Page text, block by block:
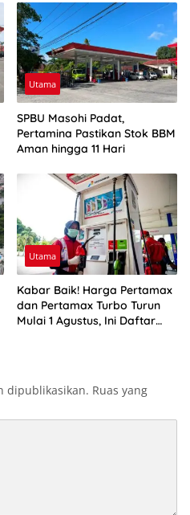
Utama
SPBU Masohi Padat,
Pertamina Pastikan Stok BBM
Aman hingga 11 Hari
Utama
Kabar Baik! Harga Pertamax
dan Pertamax Turbo Turun
Mulai 1 Agustus, Ini Daftar
dipublikasikan. Ruas yang